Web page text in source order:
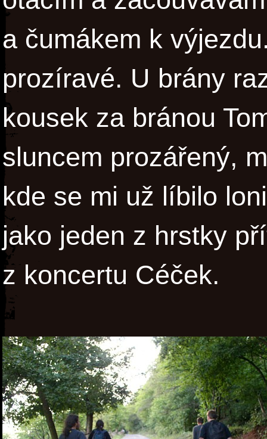
a čumákem k
prozíravé. U brány
kousek za bránou
sluncem prozářený,
kde se mi už líbilo
jako jeden z hrstky
z koncertu Céček.